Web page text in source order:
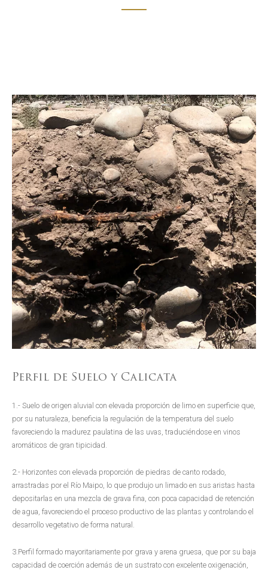
Perfil de Suelo y Calicata
1.- Suelo de origen aluvial con elevada proporción de limo en superficie que,
por su naturaleza, beneficia la regulación de la temperatura del suelo
favoreciendo la madurez paulatina de las uvas, traduciéndose en vinos
aromáticos de gran tipicidad.
2.- Horizontes con elevada proporción de piedras de canto rodado,
arrastradas por el Río Maipo, lo que produjo un limado en sus aristas hasta
depositarlas en una mezcla de grava fina, con poca capacidad de retención
de agua, favoreciendo el proceso productivo de las plantas y controlando el
desarrollo vegetativo de forma natural.
3.Perfil formado mayoritariamente por grava y arena gruesa, que por su baja
capacidad de coerción además de un sustrato con excelente oxigenación,